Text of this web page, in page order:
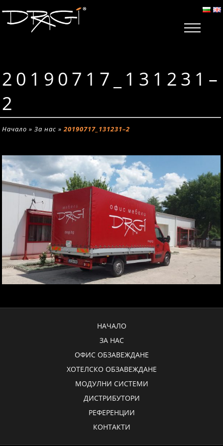
20190717_131231–
2
Начало »За нас »20190717_131231–2
НАЧАЛО
ЗА НАС
ОФИС ОБЗАВЕЖДАНЕ
ХОТЕЛСКО ОБЗАВЕЖДАНЕ
МОДУЛНИ СИСТЕМИ
ДИСТРИБУТОРИ
РЕФЕРЕНЦИИ
КОНТАКТИ